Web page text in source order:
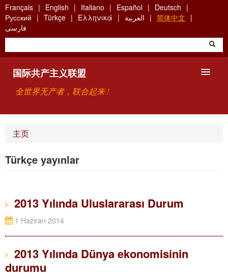
Skip
to
main
content
Français English Italiano Español
Deutsch
Русский
Türkçe Ελληνικά العربية
简体中文
فارسی
国际共产主义联盟
全世界无产者，联合起来 !
主页
Türkçe yayınlar
2013 Yılında Uluslararası Durum
1 Haziran 2014
2013 Yılında Dünya ekonomisinin
durumu